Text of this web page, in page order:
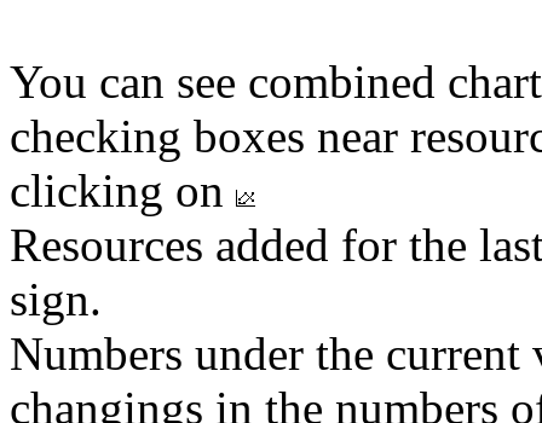
You can see combined
checking boxes near
clicking on
Resources added for the
sign.
Numbers under the
changings in the numbers